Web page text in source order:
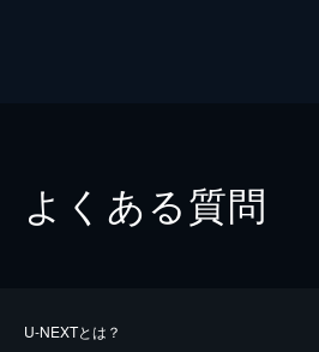
よくある質問
U-NEXTとは？